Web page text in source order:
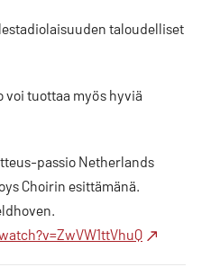
taloudelliset
voi tuottaa myös hyviä
passio Netherlands
Choirin esittämänä.